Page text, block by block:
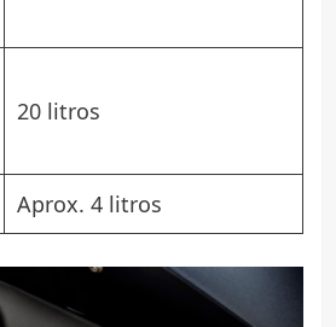
20 litros
Aprox. 4 litros